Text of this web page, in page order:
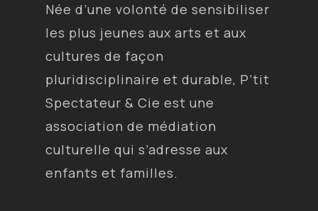
Née d’une volonté de sensibiliser
les plus jeunes aux arts et aux
cultures de façon
pluridisciplinaire et durable, P’tit
Spectateur & Cie est une
association de médiation
culturelle qui s’adresse aux
enfants et familles.